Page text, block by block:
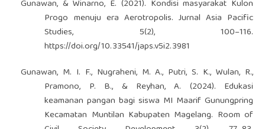
Gunawan, & Winarno, E. (2021). Kondisi masyarakat Kulon
Progo menuju era Aerotropolis. Jurnal Asia Pacific
Studies, 5(2), 100–116.
https://doi.org/10.33541/japs.v5i2.3981
Gunawan, M. I. F., Nugraheni, M. A., Putri, S. K., Wulan, R.,
Pramono, P. B., & Reyhan, A. (2024). Edukasi
keamanan pangan bagi siswa MI Maarif Gunungpring
Kecamatan Muntilan Kabupaten Magelang. Room of